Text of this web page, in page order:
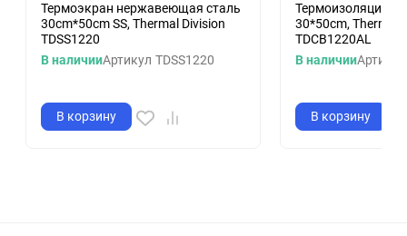
Термоэкран нержавеющая сталь
30cm*50cm SS, Thermal Division
TDSS1220
В наличииАртикул TDSS1220
В корзину
Термоизоляция
30*50cm, Thermal
TDCB1220AL
В наличииАртикул
В корзину